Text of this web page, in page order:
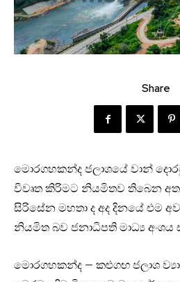
Share
මොරගහකන්ද ජලාශයේ වාන්
විවෘත කිරිමට නියමිතව තිබෙන
සිරිසේන මහතා ද අද දිනයේ එම
නියමිත බව ජනාධිපති මාධ්‍ය
මොරගහකන්ද – කළුගඟ ජලාශ